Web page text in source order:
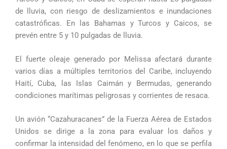
de lluvia, con riesgo de deslizamientos e inundaciones
catastróficas. En las Bahamas y Turcos y Caicos, se
prevén entre 5 y 10 pulgadas de lluvia.
El fuerte oleaje generado por Melissa afectará durante
varios días a múltiples territorios del Caribe, incluyendo
Haití, Cuba, las Islas Caimán y Bermudas, generando
condiciones marítimas peligrosas y corrientes de resaca.
Un avión “Cazahuracanes” de la Fuerza Aérea de Estados
Unidos se dirige a la zona para evaluar los daños y
confirmar la intensidad del fenómeno, en lo que se perfila